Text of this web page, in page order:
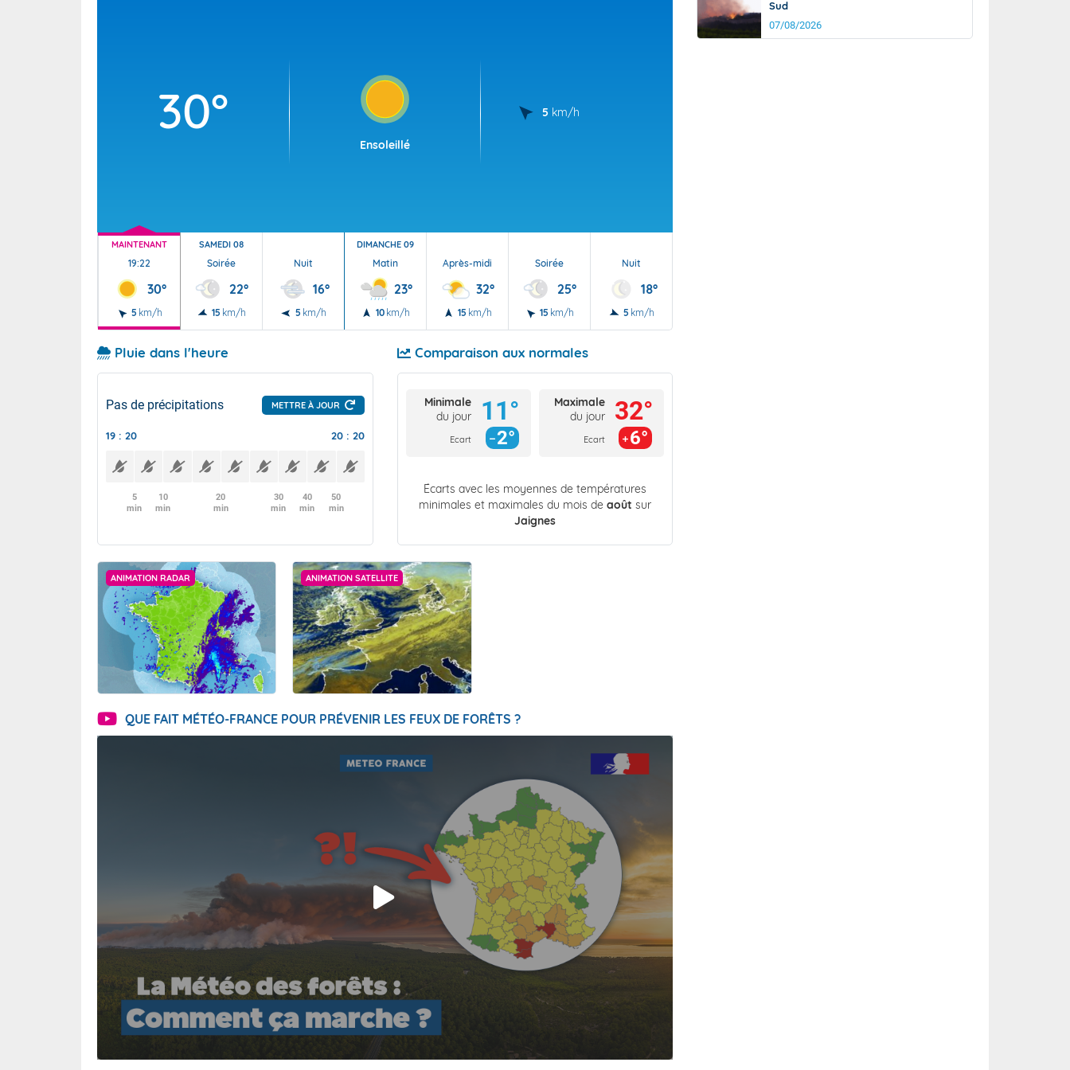
30°
Ensoleillé
5 km/h
MAINTENANT
19:22
30°
5 km/h
SAMEDI 08
Soirée
22°
15 km/h
Nuit
16°
5 km/h
DIMANCHE 09
Matin
23°
10 km/h
Après-midi
32°
15 km/h
Soirée
25°
15 km/h
Nuit
18°
5 km/h
Pluie dans l'heure
Pas de précipitations METTRE À JOUR
19 : 20 20 : 20
5
min
10
min
20
min
30
min
40
min
50
min
Comparaison aux normales
Minimale
du jour
Ecart
11°
2°
Maximale
du jour
Ecart
32°
6°
Écarts avec les moyennes de températures
minimales et maximales du mois de août sur
Jaignes
ANIMATION RADAR ANIMATION SATELLITE
QUE FAIT MÉTÉO-FRANCE POUR PRÉVENIR LES FEUX DE FORÊTS ?
Sud
07/08/2026